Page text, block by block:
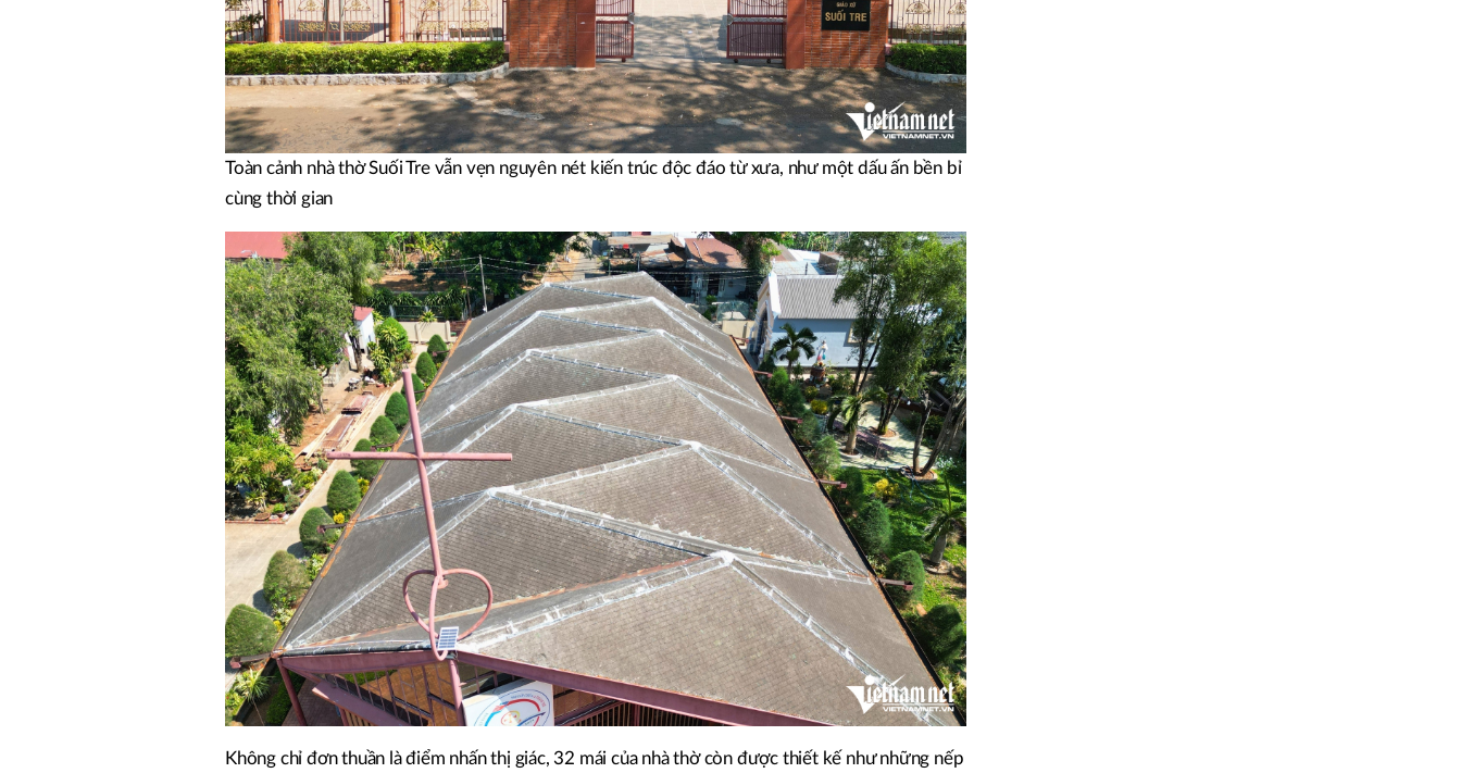
Toàn cảnh nhà thờ Suối Tre vẫn vẹn nguyên nét kiến trúc độc đáo từ xưa, như một dấu ấn bền bỉ
cùng thời gian
Không chỉ đơn thuần là điểm nhấn thị giác, 32 mái của nhà thờ còn được thiết kế như những nếp